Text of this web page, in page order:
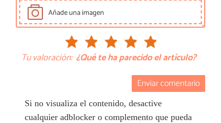
Añade una imagen
Tu valoración: ¿Qué te ha parecido el artículo?
Enviar comentario
Si no visualiza el contenido, desactive
cualquier adblocker o complemento que pueda